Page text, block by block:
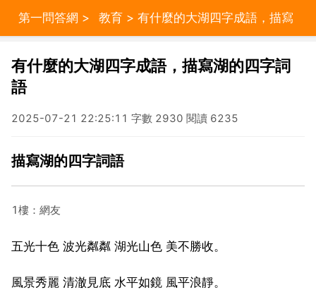
第一問答網 > 教育 > 有什麼的大湖四字成語，描寫
湖的四字詞語
有什麼的大湖四字成語，描寫湖的四字詞
語
2025-07-21 22:25:11 字數 2930 閱讀 6235
描寫湖的四字詞語
1樓：網友
五光十色 波光粼粼 湖光山色 美不勝收。
風景秀麗 清澈見底 水平如鏡 風平浪靜。